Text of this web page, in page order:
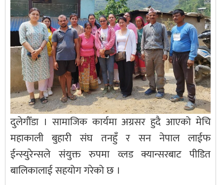
दुलेगौँडा । सामाजिक कार्यमा अग्रसर हुदै आएको मेचि
महाकाली बुहारी संघ तनहुँ र सन नेपाल लाईफ
ईन्स्युरेन्सले संयुक्त रुपमा व्लड क्यान्सरबाट पीडित
बालिकालाई सहयोग गरेको छ ।